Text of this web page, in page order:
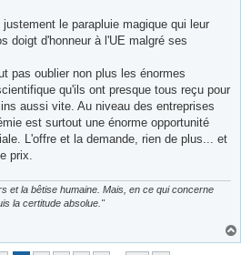
le parapluie magique qui leur
doigt d'honneur à l'UE malgré ses
pas oublier non plus les énormes
qu'ils ont presque tous reçu pour
aussi vite. Au niveau des entreprises
est surtout une énorme opportunité
L'offre et la demande, rien de plus... et
prix.
et la bêtise humaine. Mais, en ce qui concerne
la certitude absolue."